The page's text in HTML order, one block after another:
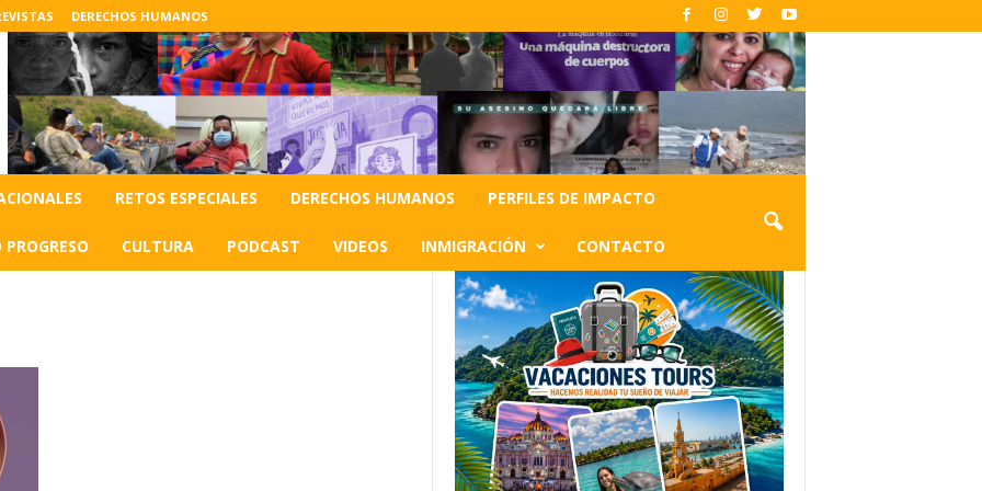
DERECHOS HUMANOS
RETOS ESPECIALES DERECHOS HUMANOS PERFILES DE IMPACTO
PROGRESO CULTURA PODCAST VIDEOS INMIGRACIÓN CONTACTO